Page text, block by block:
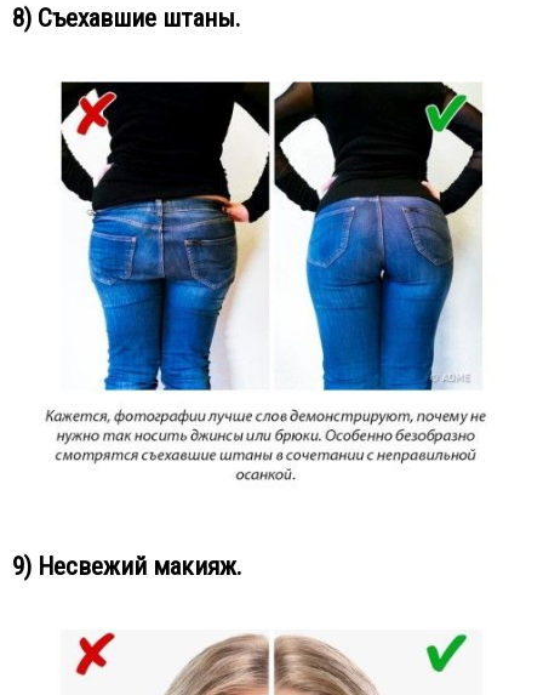
8) Съехавшие штаны.
9) Несвежий макияж.